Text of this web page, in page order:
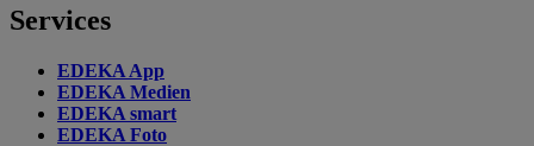
Services
EDEKA App
EDEKA Medien
EDEKA smart
EDEKA Foto